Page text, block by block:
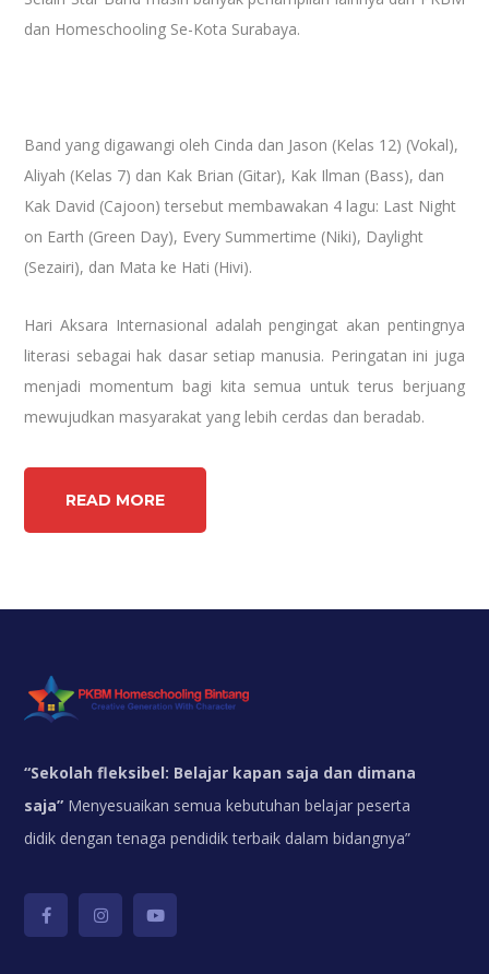
dan Homeschooling Se-Kota Surabaya.
Band yang digawangi oleh Cinda dan Jason (Kelas 12) (Vokal),
Aliyah (Kelas 7) dan Kak Brian (Gitar), Kak Ilman (Bass), dan
Kak David (Cajoon) tersebut membawakan 4 lagu: Last Night
on Earth (Green Day), Every Summertime (Niki), Daylight
(Sezairi), dan Mata ke Hati (Hivi).
Hari Aksara Internasional adalah pengingat akan pentingnya
literasi sebagai hak dasar setiap manusia. Peringatan ini juga
menjadi momentum bagi kita semua untuk terus berjuang
mewujudkan masyarakat yang lebih cerdas dan beradab.
READ MORE
“Sekolah fleksibel: Belajar kapan saja dan dimana
saja” Menyesuaikan semua kebutuhan belajar peserta
didik dengan tenaga pendidik terbaik dalam bidangnya”